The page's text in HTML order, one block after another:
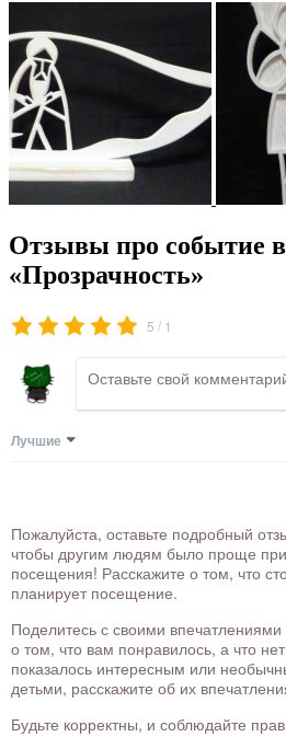
Отзывы про событие
«Прозрачность»
5 / 1
Лучшие
Пожалуйста, оставьте подробный
чтобы другим людям было проще
посещения! Расскажите о том, что
планирует посещение.
Поделитесь с своими
о том, что вам понравилось, а что
показалось интересным или
детьми, расскажите об их
Будьте корректны, и соблюдайте